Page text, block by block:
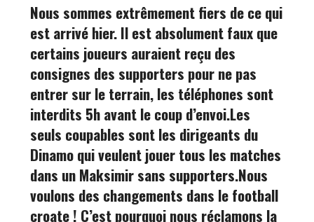
Nous sommes extrêmement fiers de ce qui
est arrivé hier. Il est absolument faux que
certains joueurs auraient reçu des
consignes des supporters pour ne pas
entrer sur le terrain, les téléphones sont
interdits 5h avant le coup d’envoi.Les
seuls coupables sont les dirigeants du
Dinamo qui veulent jouer tous les matches
dans un Maksimir sans supporters.Nous
voulons des changements dans le football
croate ! C’est pourquoi nous réclamons la